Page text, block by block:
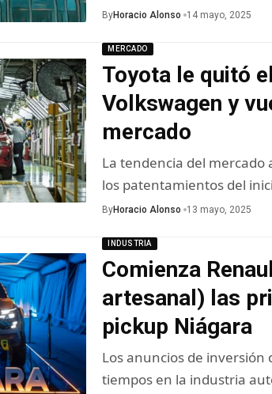
ByHoracio Alonso 14 mayo, 2025
MERCADO
Toyota le quitó
Volkswagen y
mercado
La tendencia del mercado
los patentamientos del
ByHoracio Alonso 13 mayo, 2025
INDUSTRIA
Comienza
artesanal) las
pickup Niágara
Los anuncios de
tiempos en la industria